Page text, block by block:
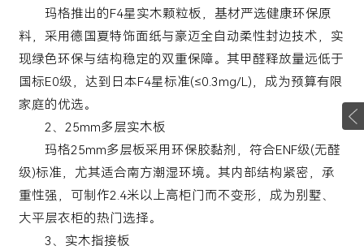
玛格推出的F4星实木颗粒板，基材严选健康环保原
料，采用德国夏特饰面纸与豪迈全自动柔性封边技术，实
现绿色环保与结构稳定的双重保障。其甲醛释放量远低于
国标E0级，达到日本F4星标准(≤0.3mg/L)，成为预算有限
家庭的优选。
2、25mm多层实木板
玛格25mm多层板采用环保胶黏剂，符合ENF级(无醛
级)标准，尤其适合南方潮湿环境。其内部结构紧密，承
重性强，可制作2.4米以上高柜门而不变形，成为别墅、
大平层衣柜的热门选择。
3、实木指接板